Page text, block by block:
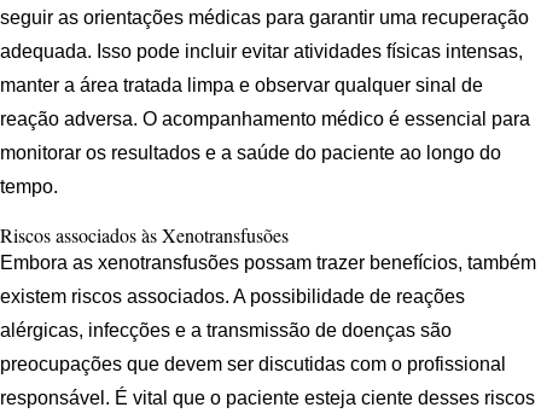
seguir as orientações médicas para garantir uma recuperação
adequada. Isso pode incluir evitar atividades físicas intensas,
manter a área tratada limpa e observar qualquer sinal de
reação adversa. O acompanhamento médico é essencial para
monitorar os resultados e a saúde do paciente ao longo do
tempo.
Riscos associados às Xenotransfusões
Embora as xenotransfusões possam trazer benefícios, também
existem riscos associados. A possibilidade de reações
alérgicas, infecções e a transmissão de doenças são
preocupações que devem ser discutidas com o profissional
responsável. É vital que o paciente esteja ciente desses riscos